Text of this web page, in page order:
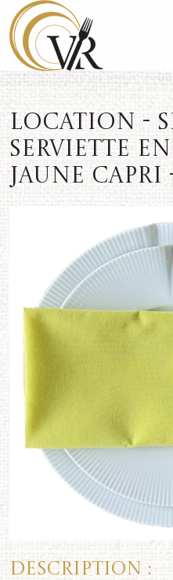
Location -
Serviette
Jaune Capri -
Description :